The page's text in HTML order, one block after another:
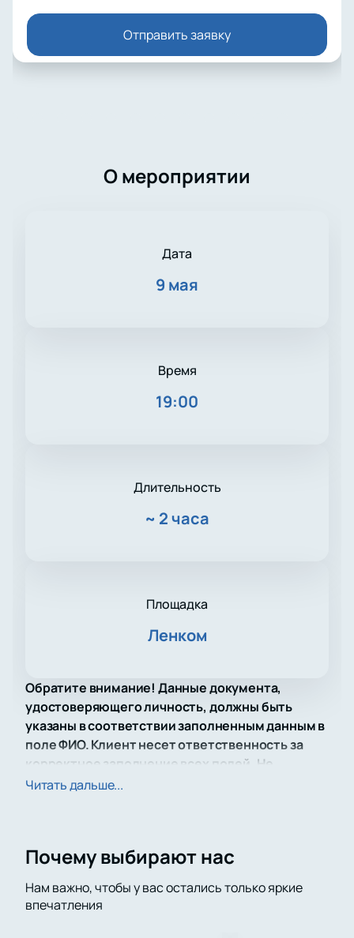
Отправить заявку
О мероприятии
Дата
9 мая
Время
19:00
Длительность
~ 2 часа
Площадка
Ленком
Обратите внимание! Данные документа,
удостоверяющего личность, должны быть
указаны в соответствии заполненным данным в
поле ФИО. Клиент несет ответственность за
корректное заполнение всех полей. Не
забудьте взять документ с собой!
известной повести Бориса Васильева «А зори
Игоря Миркурбанова постановка предлагает
зрителям погрузиться в глубокую и трогательную
Читать дальше...
Почему выбирают нас
Нам важно, чтобы у вас остались только яркие
впечатления